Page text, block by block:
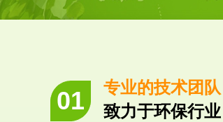
专业的技术团队
致力于环保行业